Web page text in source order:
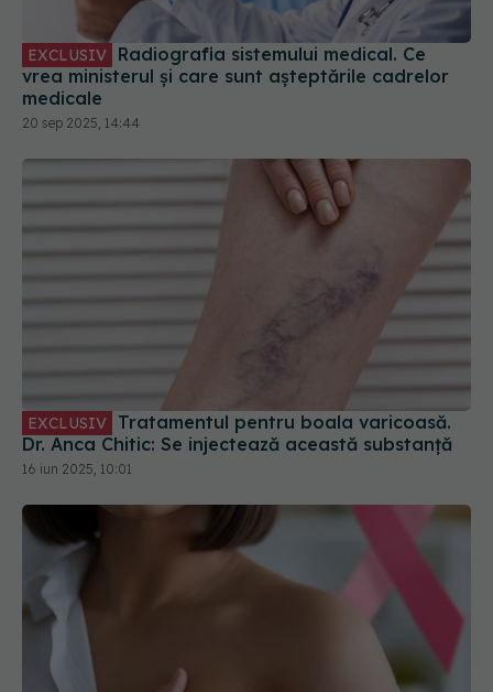
EXCLUSIV
vrea ministerul și care sunt așteptările cadrelor
medicale
20 sep 2025, 14:44
EXCLUSIV
Dr. Anca Chitic: Se injectează această substanță
16 iun 2025, 10:01